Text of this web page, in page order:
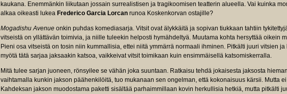
kaukana. Enemmänkin liikutaan jossain surrealistisen ja tragikoomisen teatterin alueella. Vai kuinka
alkaa oikeasti lukea Frederico Garcia Lorcan runoa Koskenkorvan ostajille?
Mogadishu Avenue onkin puhdas komediasarja. Vitsit ovat älykkäitä ja sopivan tiukkaan tahtiin
vitseistä on yllättävän toimivia, ja niille tuleekin helposti hymähdeltyä. Muutama kohta hersyttää oikein
Pieni osa vitseistä on tosin niin kummallisia, ettei niitä ymmärrä normaali ihminen. Pitkälti juuri vitsien
myötä tätä sarjaa jaksaakin katsoa, vaikkeivat vitsit toimikaan kuin ensimmäisellä katsomiskerralla.
Mitä tulee sarjan juoneen, rönsyilee se vähän joka suuntaan. Ratkaisu tehdä jokaisesta jaksosta
vaihtamalla kunkin jakson päähenkilöitä, tuo mukanaan sen ongelman, että kokonaisuus kärsii. Mutta
Kahdeksan jakson muodostama paketti sisältää parhaimmillaan kovin herkullisia hetkiä, mutta pitkälti